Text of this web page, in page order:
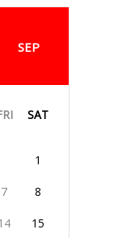
SEP
SAT
1
7 8
15